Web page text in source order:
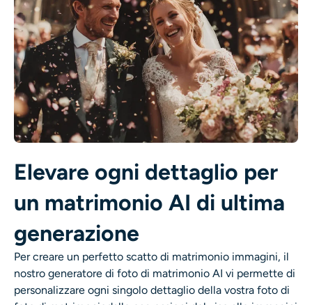
Elevare ogni dettaglio per
un matrimonio AI di ultima
generazione
Per creare un perfetto scatto di matrimonio immagini, il
nostro generatore di foto di matrimonio AI vi permette di
personalizzare ogni singolo dettaglio della vostra foto di